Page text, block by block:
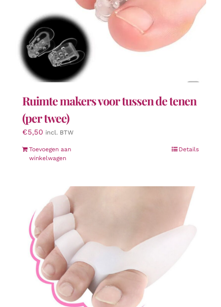
Ruimte makers voor tussen de tenen
(per twee)
€5,50 incl. BTW
Toevoegen aan
winkelwagen
Details